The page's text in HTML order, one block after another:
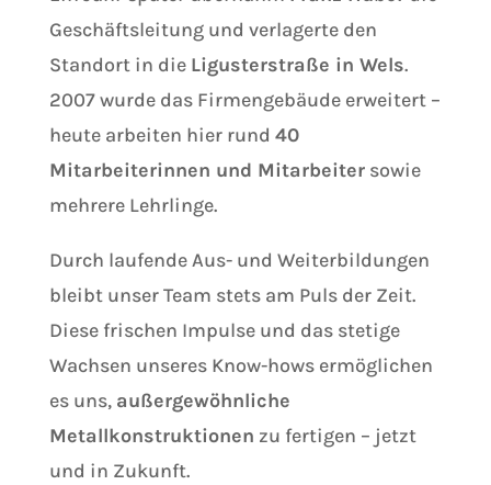
Geschäftsleitung und verlagerte den
Standort in die Ligusterstraße in Wels.
2007 wurde das Firmengebäude erweitert –
heute arbeiten hier rund 40
Mitarbeiterinnen und Mitarbeitersowie
mehrere Lehrlinge.
Durch laufende Aus- und Weiterbildungen
bleibt unser Team stets am Puls der Zeit.
Diese frischen Impulse und das stetige
Wachsen unseres Know-hows ermöglichen
es uns, außergewöhnliche
Metallkonstruktionen zu fertigen – jetzt
und in Zukunft.